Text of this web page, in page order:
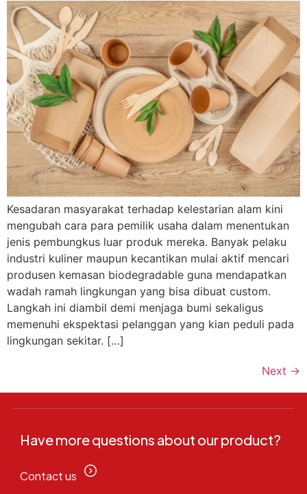
Kesadaran masyarakat terhadap kelestarian alam kini
mengubah cara para pemilik usaha dalam menentukan
jenis pembungkus luar produk mereka. Banyak pelaku
industri kuliner maupun kecantikan mulai aktif mencari
produsen kemasan biodegradable guna mendapatkan
wadah ramah lingkungan yang bisa dibuat custom.
Langkah ini diambil demi menjaga bumi sekaligus
memenuhi ekspektasi pelanggan yang kian peduli pada
lingkungan sekitar. […]
Next →
Have more questions about our product?
Contact us